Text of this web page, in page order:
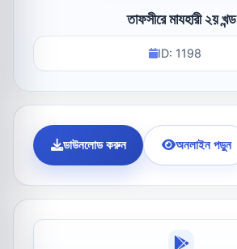
তাফসীরে মাযহারী ২য় খন্ড
ID: 1198
ডাউনলোড করুন অনলাইন পড়ুন